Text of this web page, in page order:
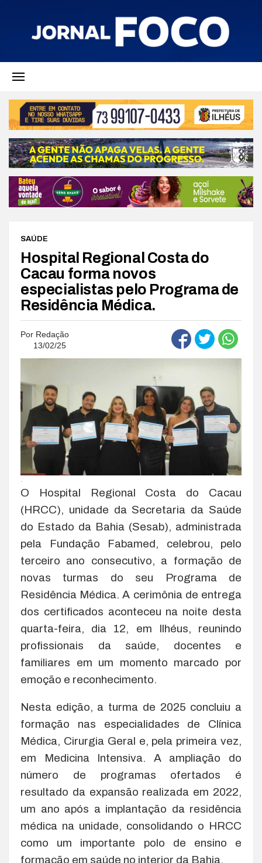
SAÚDE
Hospital Regional Costa do
Cacau forma novos
especialistas pelo Programa de
Residência Médica.
Por Redação
13/02/25
.
O Hospital Regional Costa do Cacau
(HRCC), unidade da Secretaria da Saúde
do Estado da Bahia (Sesab), administrada
pela Fundação Fabamed, celebrou, pelo
terceiro ano consecutivo, a formação de
novas turmas do seu Programa de
Residência Médica. A cerimônia de entrega
dos certificados aconteceu na noite desta
quarta-feira, dia 12, em Ilhéus, reunindo
profissionais da saúde, docentes e
familiares em um momento marcado por
emoção e reconhecimento.
Nesta edição, a turma de 2025 concluiu a
formação nas especialidades de Clínica
Médica, Cirurgia Geral e, pela primeira vez,
em Medicina Intensiva. A ampliação do
número de programas ofertados é
resultado da expansão realizada em 2022,
um ano após a implantação da residência
médica na unidade, consolidando o HRCC
como um importante polo de ensino e
formação em saúde no interior da Bahia.